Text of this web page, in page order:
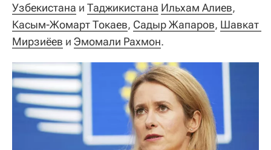
Узбекистана и Таджикистана Ильхам Алиев,
Касым-Жомарт Токаев, Садыр Жапаров, Шавкат
Мирзиёев и Эмомали Рахмон.